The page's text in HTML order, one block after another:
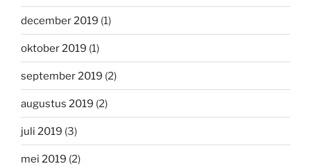
december 2019 (1)
oktober 2019 (1)
september 2019 (2)
augustus 2019 (2)
juli 2019 (3)
mei 2019 (2)